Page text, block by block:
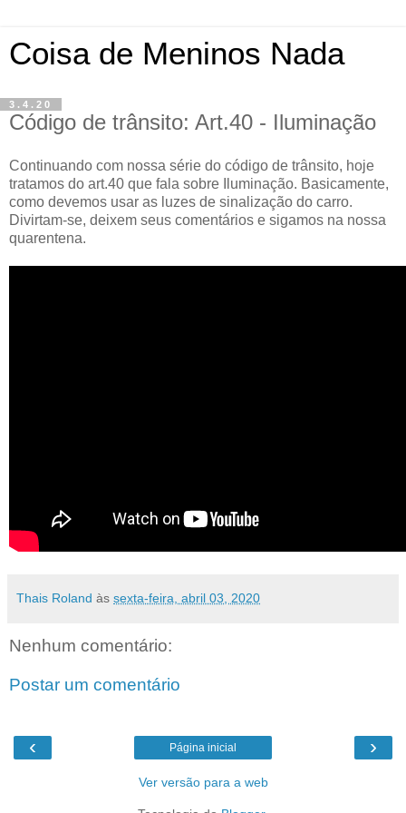
Coisa de Meninos Nada
3.4.20
Código de trânsito: Art.40 - Iluminação
Continuando com nossa série do código de trânsito, hoje
tratamos do art.40 que fala sobre Iluminação. Basicamente,
como devemos usar as luzes de sinalização do carro.
Divirtam-se, deixem seus comentários e sigamos na nossa
quarentena.
Thais Roland às sexta-feira, abril 03, 2020
Nenhum comentário:
Postar um comentário
‹ ›
Página inicial
Ver versão para a web